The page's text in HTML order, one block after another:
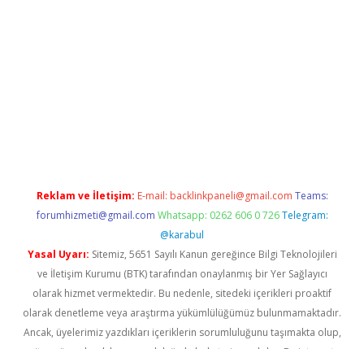
Reklam ve İletişim: E-mail: backlinkpaneli@gmail.com Teams:
forumhizmeti@gmail.com Whatsapp: 0262 606 0 726 Telegram:
@karabul
Yasal Uyarı: Sitemiz, 5651 Sayılı Kanun gereğince Bilgi Teknolojileri
ve İletişim Kurumu (BTK) tarafından onaylanmış bir Yer Sağlayıcı
olarak hizmet vermektedir. Bu nedenle, sitedeki içerikleri proaktif
olarak denetleme veya araştırma yükümlülüğümüz bulunmamaktadır.
Ancak, üyelerimiz yazdıkları içeriklerin sorumluluğunu taşımakta olup,